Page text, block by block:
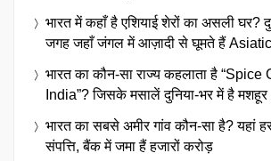
भारत में कहाँ है एशियाई शेरों का असली घर?
जगह जहाँ जंगल में आज़ादी से घूमते हैं
भारत का कौन-सा राज्य कहलाता है “Spice
India”? जिसके मसालें दुनिया-भर में है मशहूर
भारत का सबसे अमीर गांव कौन-सा है? यहां
संपत्ति, बैंक में जमा हैं हजारों करोड़